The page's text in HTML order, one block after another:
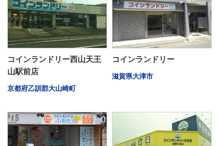
コインランドリー西山天王
山駅前店
京都府乙訓郡大山崎町
コインランドリー
滋賀県大津市